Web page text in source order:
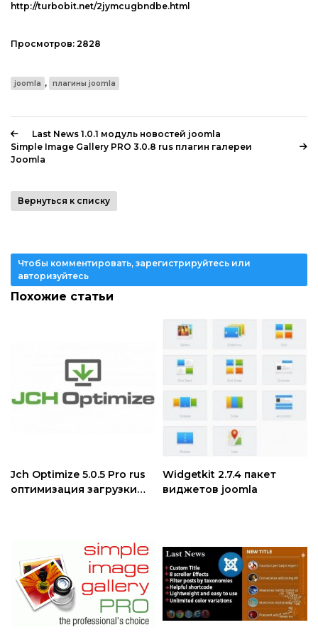
http://turbobit.net/2jymcugbndbe.html
Просмотров: 2828
joomla , плагины joomla
Last News 1.0.1 модуль новостей joomla
Simple Image Gallery PRO 3.0.8 rus плагин галереи
Joomla
Вернуться к списку
Чтобы комментировать, зарегистрируйтесь или
авторизуйтесь
Похожие статьи
Jch Optimize 5.0.5 Pro rus
оптимизация загрузки
Widgetkit 2.7.4 пакет
виджетов joomla